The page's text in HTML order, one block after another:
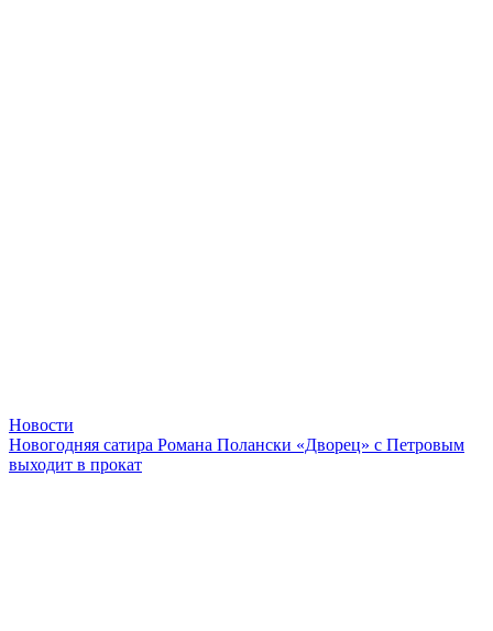
Новости
Новогодняя сатира Романа Полански «Дворец» с Петровым
выходит в прокат